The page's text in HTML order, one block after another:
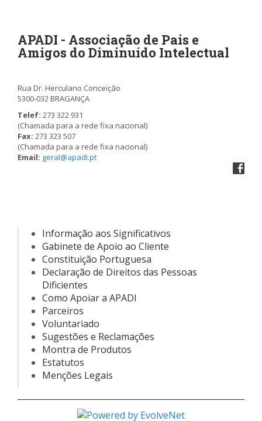
APADI - Associação de Pais e
Amigos do Diminuído Intelectual
Rua Dr. Herculano Conceição
5300-032 BRAGANÇA
Telef: 273 322 931
(Chamada para a rede fixa nacional)
Fax: 273 323 507
(Chamada para a rede fixa nacional)
Email: geral@apadi.pt
Informação aos Significativos
Gabinete de Apoio ao Cliente
Constituição Portuguesa
Declaração de Direitos das Pessoas
Dificientes
Como Apoiar a APADI
Parceiros
Voluntariado
Sugestões e Reclamações
Montra de Produtos
Estatutos
Menções Legais